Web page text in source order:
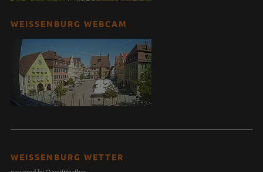
WEISSENBURG WEBCAM
WEISSENBURG WETTER